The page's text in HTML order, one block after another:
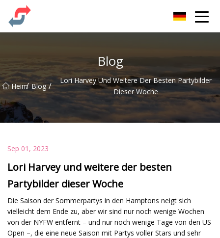
Blog
Heim/ Blog /
Lori Harvey Und Weitere Der Besten Partybilder
Dieser Woche
Sep 01, 2023
Lori Harvey und weitere der besten
Partybilder dieser Woche
Die Saison der Sommerpartys in den Hamptons neigt sich
vielleicht dem Ende zu, aber wir sind nur noch wenige Wochen
von der NYFW entfernt – und nur noch wenige Tage von den US
Open –, die eine neue Saison mit Partys voller Stars und sehr